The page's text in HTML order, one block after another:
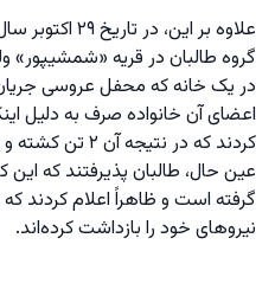
گروه طالبان در قریه «شمشیپور»
در یک خانه که محفل عروسی
اعضای آن خانواده صرف به دلیل
عین حال، طالبان پذیرفتند که
گرفته است و ظاهراً اعلام کردند
نیروهای خود را بازداشت کرده‌اند.